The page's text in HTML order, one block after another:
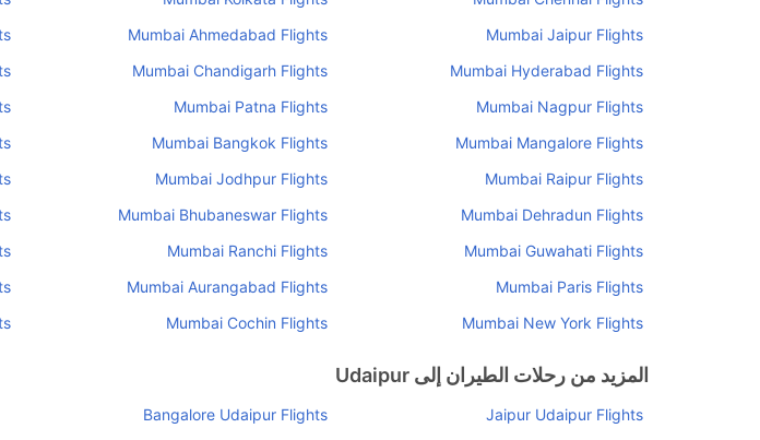
Mumbai Jaipur Flights
Mumbai Ahmedabad Flights
Mumbai Hyderabad Flights
Mumbai Chandigarh Flights
Mumbai Nagpur Flights
Mumbai Patna Flights
Mumbai Mangalore Flights
Mumbai Bangkok Flights
Mumbai Raipur Flights
Mumbai Jodhpur Flights
Mumbai Dehradun Flights
Mumbai Bhubaneswar Flights
Mumbai Guwahati Flights
Mumbai Ranchi Flights
Mumbai Paris Flights
Mumbai Aurangabad Flights
Mumbai New York Flights
Mumbai Cochin Flights
المزيد من رحلات الطيران إلى Udaipur
Jaipur Udaipur Flights
Bangalore Udaipur Flights